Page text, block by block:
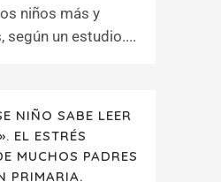
niños más y
según un estudio....
NIÑO SABE LEER
EL ESTRÉS
MUCHOS PADRES
PRIMARIA.